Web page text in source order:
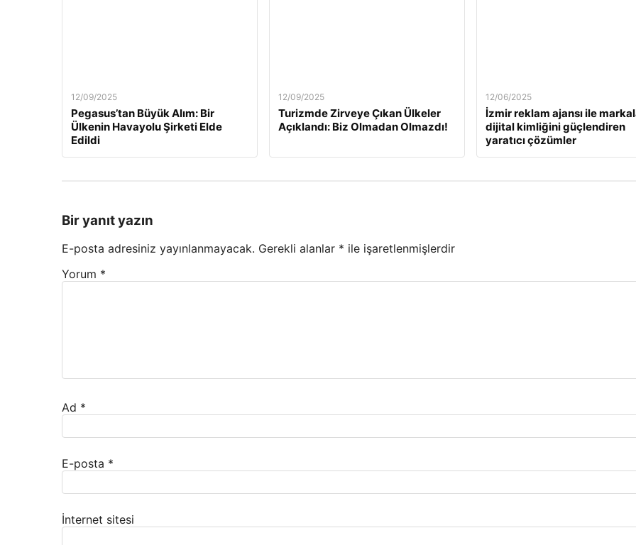
12/09/2025
Pegasus’tan Büyük Alım: Bir
Ülkenin Havayolu Şirketi Elde
Edildi
12/09/2025
Turizmde Zirveye Çıkan Ülkeler
Açıklandı: Biz Olmadan Olmazdı!
12/06/2025
İzmir reklam ajansı ile
dijital kimliğini güçlendiren
yaratıcı çözümler
Bir yanıt yazın
E-posta adresiniz yayınlanmayacak. Gerekli alanlar * ile işaretlenmişlerdir
Yorum *
Ad *
E-posta *
İnternet sitesi